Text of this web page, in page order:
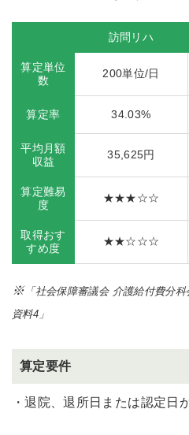
訪問リハ
算定単位
数
200単位/日
算定率 34.03%
平均月額
収益
35,625円
算定難易
度
★★★☆☆
取得おす
すめ度
★★☆☆☆
※ 「社会保障審議会 介護給付費分
資料4」
算定要件
・退院、退所日または認定日